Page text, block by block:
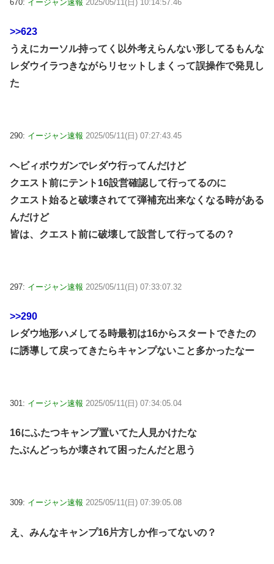
670: イージャン速報 2025/05/11(日) 10:14:57.46
>>623
うえにカーソル持ってく以外考えらんない形してるもんな
レダウイラつきながらリセットしまくって誤操作で発見し
た
290: イージャン速報 2025/05/11(日) 07:27:43.45
ヘビィボウガンでレダウ行ってんだけど
クエスト前にテント16設営確認して行ってるのに
クエスト始ると破壊されてて弾補充出来なくなる時がある
んだけど
皆は、クエスト前に破壊して設営して行ってるの？
297: イージャン速報 2025/05/11(日) 07:33:07.32
>>290
レダウ地形ハメしてる時最初は16からスタートできたの
に誘導して戻ってきたらキャンプないこと多かったなー
301: イージャン速報 2025/05/11(日) 07:34:05.04
16にふたつキャンプ置いてた人見かけたな
たぶんどっちか壊されて困ったんだと思う
309: イージャン速報 2025/05/11(日) 07:39:05.08
え、みんなキャンプ16片方しか作ってないの？